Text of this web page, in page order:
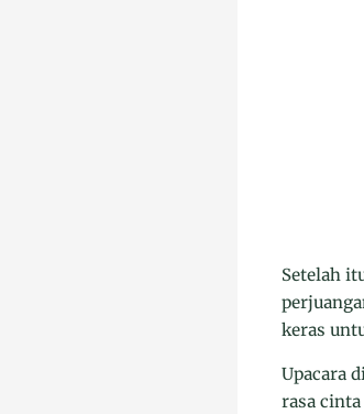
Setelah
keras
Upacara
rasa